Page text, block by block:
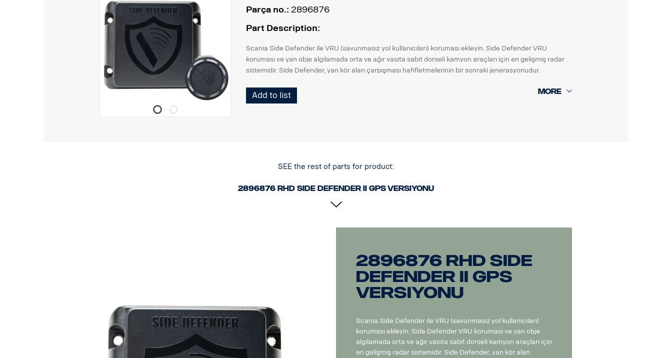
Parça no.: 2896876
Part Description:
Scania Side Defender ile VRU (savunmasız yol kullanıcıları) koruması ekleyin. Side Defender VRU
koruması ve yan obje algılamada orta ve ağır vasıta sabit dorseli kamyon araçları için en gelişmiş radar
sistemidir. Side Defender, yan kör alan çarpışması hafifletmelerinin bir sonraki jenerasyonudur.
Hız 30 km/saatin altında:
Hareketli araçlar, bisikletler, motosikletler, vb. hakkında uyarılar.
bulunmayan araçlar için önerilir.
Add to list
SEE the rest of parts for product:
2896876 RHD Side defender II GPS versiyonu
2896876 RHD Side
defender II GPS
versiyonu
Scania Side Defender ile VRU (savunmasız yol kullanıcıları)
koruması ekleyin. Side Defender VRU koruması ve yan obje
algılamada orta ve ağır vasıta sabit dorseli kamyon araçları için
en gelişmiş radar sistemidir. Side Defender, yan kör alan